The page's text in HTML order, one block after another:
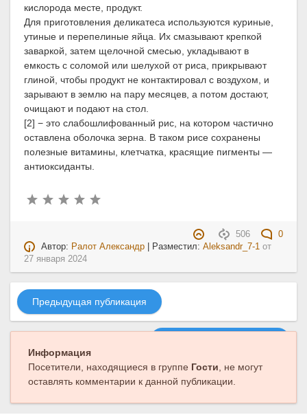
кислорода месте, продукт.
Для приготовления деликатеса используются куриные,
утиные и перепелиные яйца. Их смазывают крепкой
заваркой, затем щелочной смесью, укладывают в
емкость с соломой или шелухой от риса, прикрывают
глиной, чтобы продукт не контактировал с воздухом, и
зарывают в землю на пару месяцев, а потом достают,
очищают и подают на стол.
[2] − это слабошлифованный рис, на котором частично
оставлена оболочка зерна. В таком рисе сохранены
полезные витамины, клетчатка, красящие пигменты —
антиоксиданты.
506
0
Автор: Ралот Александр | Разместил:Aleksandr_7-1 от
27 января 2024
Предыдущая публикация
Информация
Посетители, находящиеся в группе Гости, не могут
оставлять комментарии к данной публикации.